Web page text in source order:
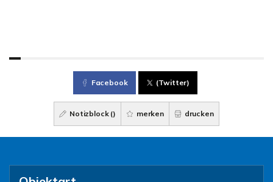
Facebook (Twitter)
Notizblock () merken drucken